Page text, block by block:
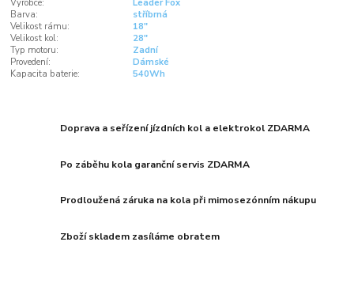
Výrobce:
Leader Fox
Barva:
stříbrná
Velikost rámu:
18"
Velikost kol:
28"
Typ motoru:
Zadní
Provedení:
Dámské
Kapacita baterie:
540Wh
Doprava a seřízení jízdních kol a elektrokol ZDARMA
Po záběhu kola garanční servis ZDARMA
Prodloužená záruka na kola při mimosezónním nákupu
Zboží skladem zasíláme obratem